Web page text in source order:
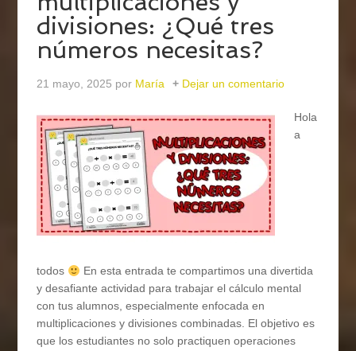
divisiones: ¿Qué tres
números necesitas?
21 mayo, 2025 por María Dejar un comentario
Hola
a
todos
En esta entrada te compartimos una divertida
y desafiante actividad para trabajar el cálculo mental
con tus alumnos, especialmente enfocada en
multiplicaciones y divisiones combinadas. El objetivo es
que los estudiantes no solo practiquen operaciones